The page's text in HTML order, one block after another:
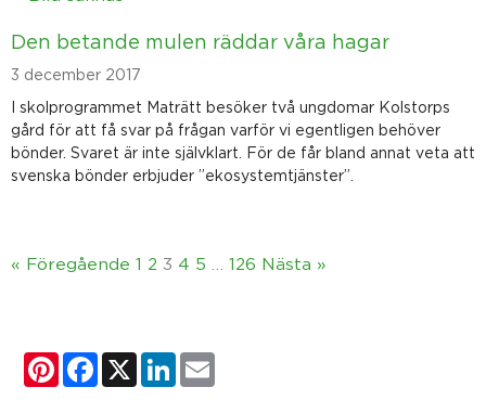
Den betande mulen räddar våra hagar
3 december 2017
I skolprogrammet Maträtt besöker två ungdomar Kolstorps
gård för att få svar på frågan varför vi egentligen behöver
bönder. Svaret är inte självklart. För de får bland annat veta att
svenska bönder erbjuder ”ekosystemtjänster”.
« Föregående 1 2 3 4 5 126 Nästa »
PinterestFacebook
X LinkedIn